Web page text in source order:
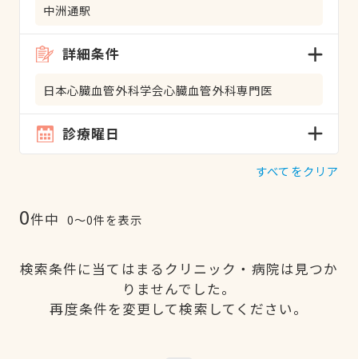
中洲通駅
詳細条件
日本心臓血管外科学会心臓血管外科専門医
診療曜日
すべてをクリア
0件中 0〜0件を表示
検索条件に当てはまるクリニック・病院は見つか
りませんでした。
再度条件を変更して検索してください。